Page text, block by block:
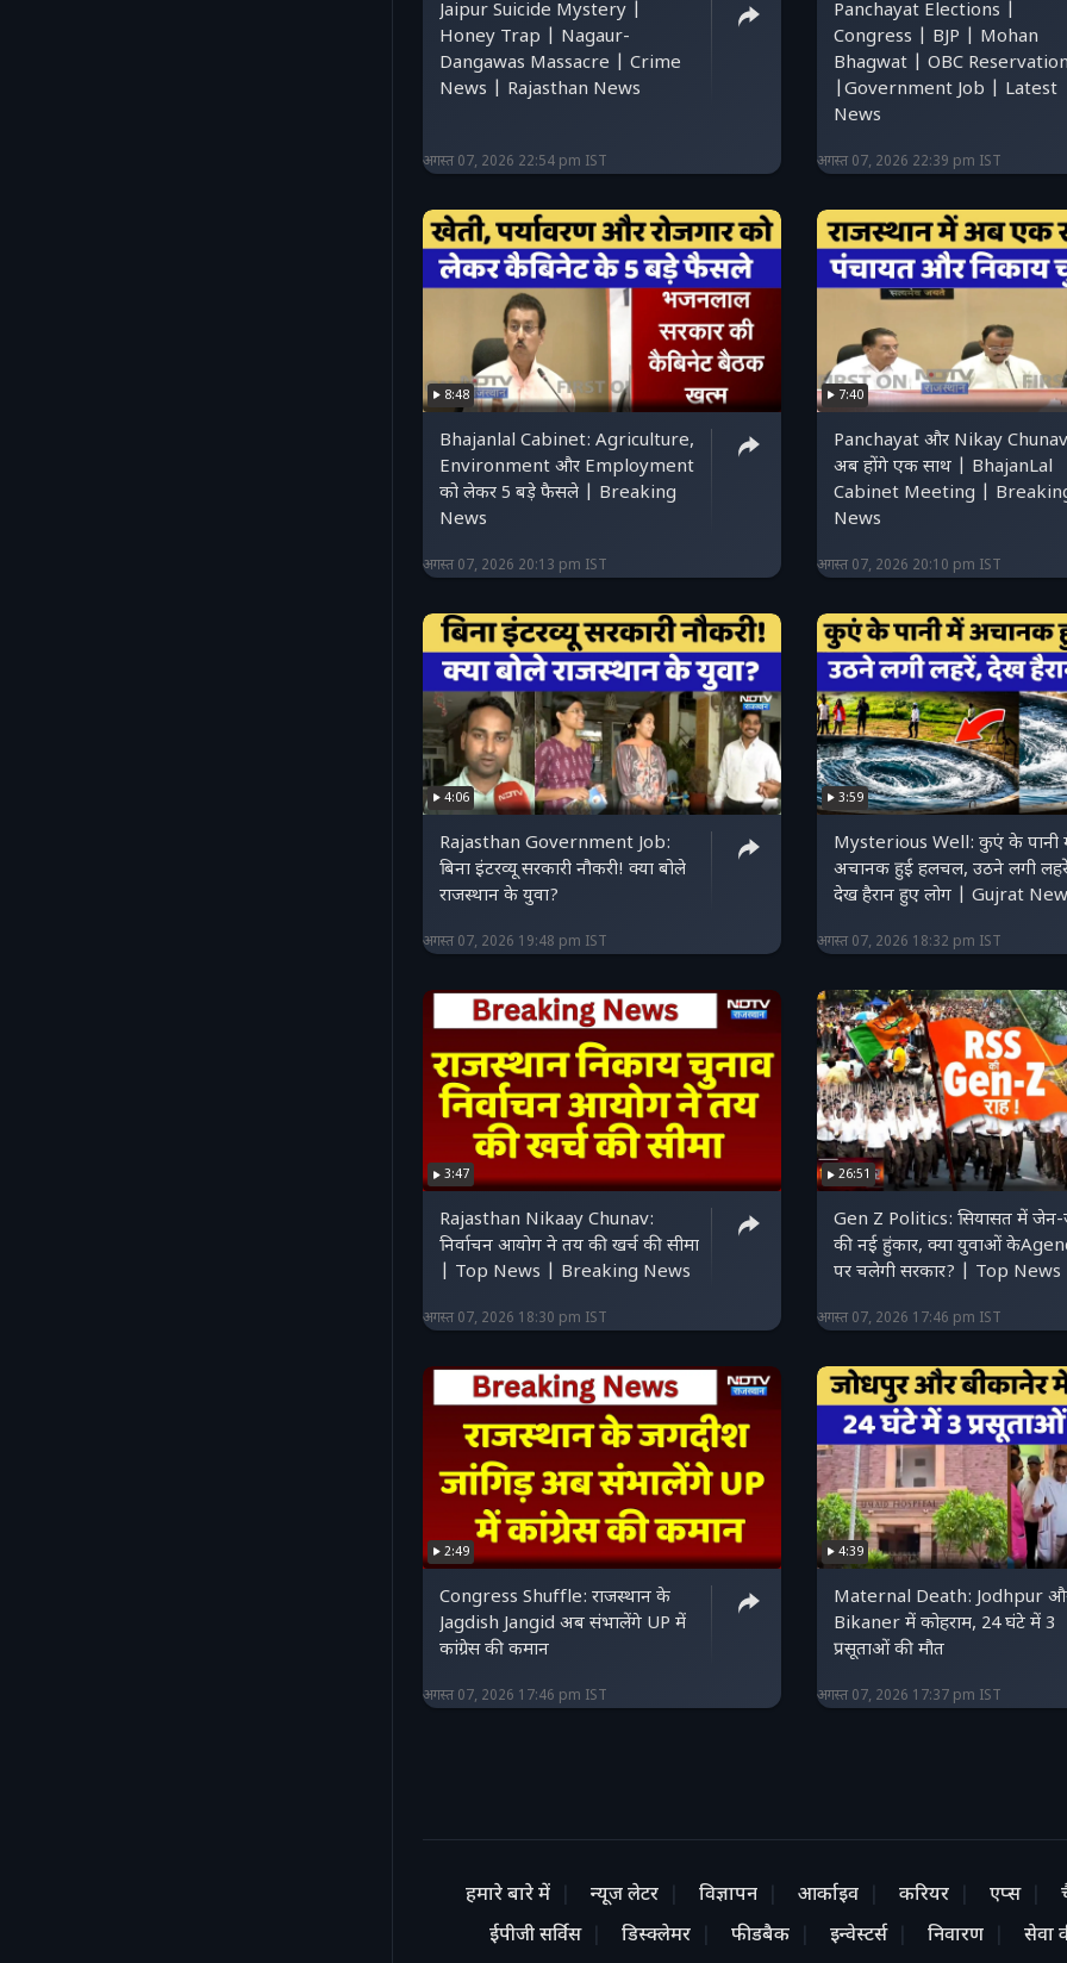
Jaipur Suicide Mystery |
Honey Trap | Nagaur-
Dangawas Massacre | Crime
News | Rajasthan News
अगस्त 07, 2026 22:54 pm IST
Panchayat Elections |
Congress | BJP | Mohan
Bhagwat | OBC
|Government Job | Latest
News
अगस्त 07, 2026 22:39 pm IST
8:48
Bhajanlal Cabinet: Agriculture,
Environment और Employment
को लेकर 5 बड़े फैसले | Breaking
News
अगस्त 07, 2026 20:13 pm IST
7:40
Panchayat और Nikay
अब होंगे एक साथ | BhajanLal
Cabinet Meeting |
News
अगस्त 07, 2026 20:10 pm IST
4:06
Rajasthan Government Job:
बिना इंटरव्यू सरकारी नौकरी! क्या बोले
राजस्थान के युवा?
अगस्त 07, 2026 19:48 pm IST
3:59
Mysterious Well: कुएं के पानी
अचानक हुई हलचल, उठने लगी
देख हैरान हुए लोग | Gujrat
अगस्त 07, 2026 18:32 pm IST
3:47
Rajasthan Nikaay Chunav:
निर्वाचन आयोग ने तय की खर्च की सीमा
| Top News | Breaking News
अगस्त 07, 2026 18:30 pm IST
26:51
Gen Z Politics: सियासत में जेन-
की नई हुंकार, क्या युवाओं
पर चलेगी सरकार? | Top News
अगस्त 07, 2026 17:46 pm IST
2:49
Congress Shuffle: राजस्थान के
Jagdish Jangid अब संभालेंगे UP में
कांग्रेस की कमान
अगस्त 07, 2026 17:46 pm IST
4:39
Maternal Death: Jodhpur
Bikaner में कोहराम, 24 घंटे में 3
प्रसूताओं की मौत
अगस्त 07, 2026 17:37 pm IST
हमारे बारे में न्यूज लेटर विज्ञापन आर्काइव करियर एप्स
ईपीजी सर्विस
डिस्क्लेमर फीडबैक इन्वेस्टर्स निवारण सेवा